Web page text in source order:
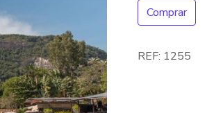
Comprar
REF: 1255